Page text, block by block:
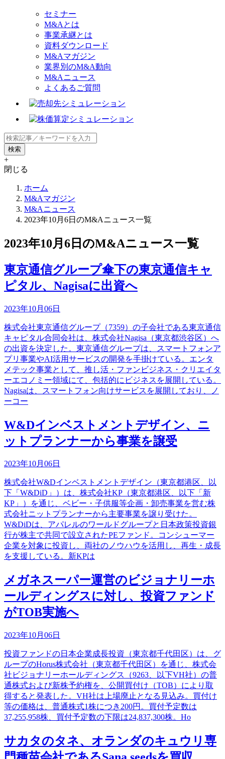
セミナー
M&Aとは
事業承継とは
資料ダウンロード
M&Aマガジン
業界別のM&A動向
M&Aニュース
よくあるご質問
+
閉じる
ホーム
M&Aマガジン
M&Aニュース
2023年10月6日のM&Aニュース一覧
2023年10月6日のM&Aニュース一覧
東京通信グループ傘下の東京通信キャ
ピタル、Nagisaに出資へ
2023年10月06日
株式会社東京通信グループ（7359）の子会社である東京通信
キャピタル合同会社は、株式会社Nagisa（東京都渋谷区）へ
の出資を決定した。東京通信グループは、スマートフォンア
プリ事業やAI活用サービスの開発を手掛けている。エンタ
メテック事業として、推し活・ファンビジネス・クリエイタ
ーエコノミー領域にて、包括的にビジネスを展開している。
Nagisaは、スマートフォン向けサービスを展開しており、ノ
ーコー
W&Dインベストメントデザイン、ニ
ットプランナーから事業を譲受
2023年10月06日
株式会社W&Dインベストメントデザイン（東京都港区、以
下「W&DiD」）は、株式会社KP（東京都港区、以下「新
KP」）を通じ、ベビー・子供服等企画・卸売事業を営む株
式会社ニットプランナーから主要事業を譲り受けた。
W&DiDは、アパレルのワールドグループと日本政策投資銀
行が株主で共同で設立されたPEファンド。コンシューマー
企業を対象に投資し、両社のノウハウを活用し、再生・成長
を支援している。新KPは
メガネスーパー運営のビジョナリーホ
ールディングスに対し、投資ファンド
がTOB実施へ
2023年10月06日
投資ファンドの日本企業成長投資（東京都千代田区）は、グ
ループのHorus株式会社（東京都千代田区）を通じ、株式会
社ビジョナリーホールディングス（9263、以下VH社）の普
通株式および新株予約権を、公開買付け（TOB）により取
得すると発表した。VH社は上場廃止となる見込み。買付け
等の価格は、普通株式1株につき200円。買付予定数は
37,255,958株、買付予定数の下限は24,837,300株。Ho
サカタのタネ、オランダのキュウリ専